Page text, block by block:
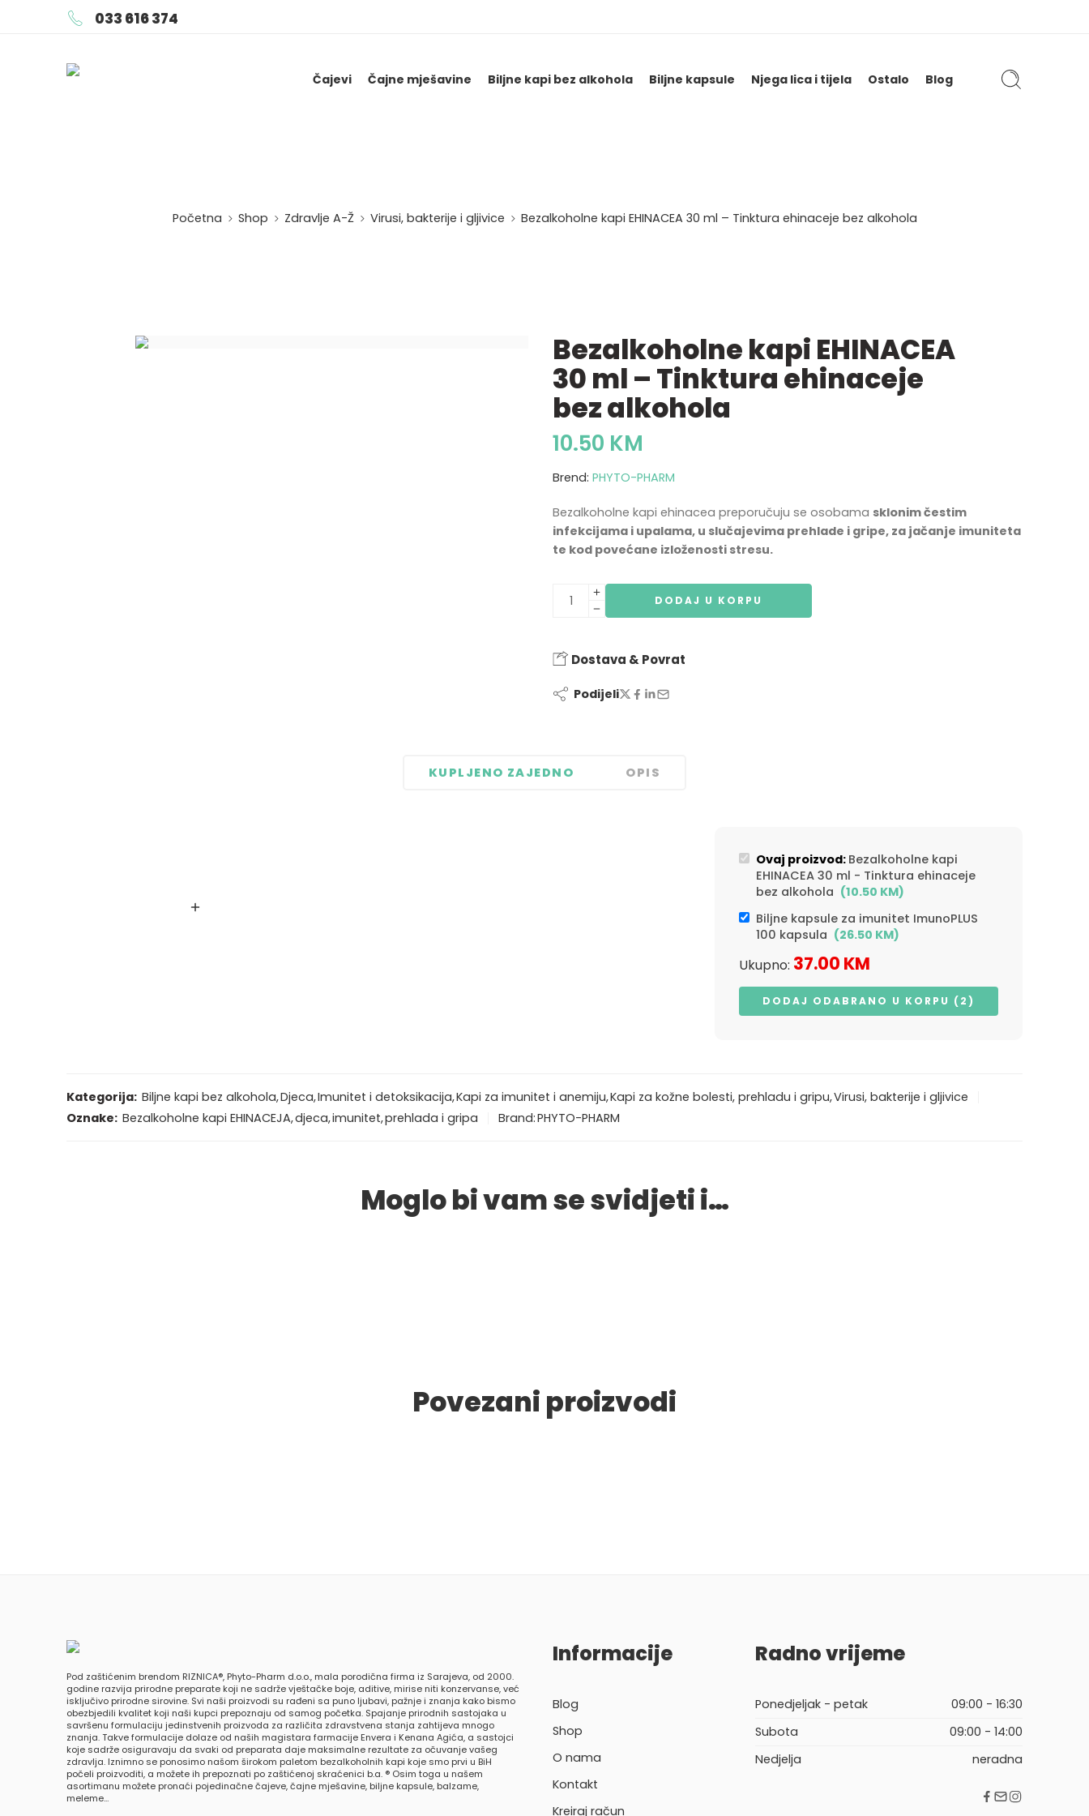
033 616 374
Čajevi Čajne mješavine Biljne kapi bez alkohola Biljne kapsule Njega lica i tijela Ostalo Blog
Početna Shop Zdravlje A-Ž Virusi, bakterije i gljivice Bezalkoholne kapi EHINACEA 30 ml – Tinktura ehinaceje bez alkohola
Bezalkoholne kapi EHINACEA
30 ml – Tinktura ehinaceje
bez alkohola
10.50 KM
Brend: PHYTO-PHARM
Bezalkoholne kapi ehinacea preporučuju se osobama sklonim čestim
infekcijama i upalama, u slučajevima prehlade i gripe, za jačanje imuniteta
te kod povećane izloženosti stresu.
DODAJ U KORPU
Dostava & Povrat
Podijeli
KUPLJENO ZAJEDNO OPIS
Ovaj proizvod: Bezalkoholne kapi
EHINACEA 30 ml - Tinktura ehinaceje
bez alkohola (10.50 KM)
Biljne kapsule za imunitet ImunoPLUS
100 kapsula (26.50 KM)
Ukupno: 37.00 KM
DODAJ ODABRANO U KORPU (2)
Kategorija: Biljne kapi bez alkohola,Djeca,Imunitet i detoksikacija,Kapi za imunitet i anemiju,Kapi za kožne bolesti, prehladu i gripu,Virusi, bakterije i gljivice
Oznake: Bezalkoholne kapi EHINACEJA,djeca,imunitet,prehlada i gripa Brand:PHYTO-PHARM
Moglo bi vam se svidjeti i…
Povezani proizvodi
Pod zaštićenim brendom RIZNICA®, Phyto-Pharm d.o.o., mala porodična firma iz Sarajeva, od 2000.
godine razvija prirodne preparate koji ne sadrže vještačke boje, aditive, mirise niti konzervanse, već
isključivo prirodne sirovine. Svi naši proizvodi su rađeni sa puno ljubavi, pažnje i znanja kako bismo
obezbjedili kvalitet koji naši kupci prepoznaju od samog početka. Spajanje prirodnih sastojaka u
savršenu formulaciju jedinstvenih proizvoda za različita zdravstvena stanja zahtijeva mnogo
znanja. Takve formulacije dolaze od naših magistara farmacije Envera i Kenana Agića, a sastojci
koje sadrže osiguravaju da svaki od preparata daje maksimalne rezultate za očuvanje vašeg
zdravlja. Iznimno se ponosimo našom širokom paletom bezalkoholnih kapi koje smo prvi u BiH
počeli proizvoditi, a možete ih prepoznati po zaštićenoj skraćenici b.a. ® Osim toga u našem
asortimanu možete pronaći pojedinačne čajeve, čajne mješavine, biljne kapsule, balzame,
meleme…
Informacije
Blog
Shop
O nama
Kontakt
Kreiraj račun
Radno vrijeme
Ponedjeljak - petak
09:00 - 16:30
Subota
09:00 - 14:00
Nedjelja
neradna